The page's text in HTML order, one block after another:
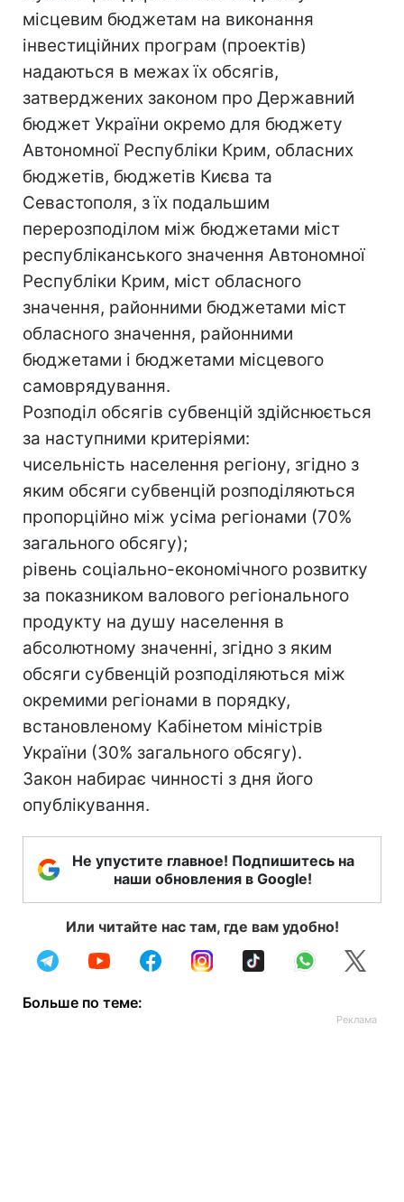
місцевим бюджетам на виконання
інвестиційних програм (проектів)
надаються в межах їх обсягів,
затверджених законом про Державний
бюджет України окремо для бюджету
Автономної Республіки Крим, обласних
бюджетів, бюджетів Києва та
Севастополя, з їх подальшим
перерозподілом між бюджетами міст
республіканського значення Автономної
Республіки Крим, міст обласного
значення, районними бюджетами міст
обласного значення, районними
бюджетами і бюджетами місцевого
самоврядування.
Розподіл обсягів субвенцій здійснюється
за наступними критеріями:
чисельність населення регіону, згідно з
яким обсяги субвенцій розподіляються
пропорційно між усіма регіонами (70%
загального обсягу);
рівень соціально-економічного розвитку
за показником валового регіонального
продукту на душу населення в
абсолютному значенні, згідно з яким
обсяги субвенцій розподіляються між
окремими регіонами в порядку,
встановленому Кабінетом міністрів
України (30% загального обсягу).
Закон набирає чинності з дня його
опублікування.
Не упустите главное! Подпишитесь на
наши обновления в Google!
Или читайте нас там, где вам удобно!
Больше по теме: